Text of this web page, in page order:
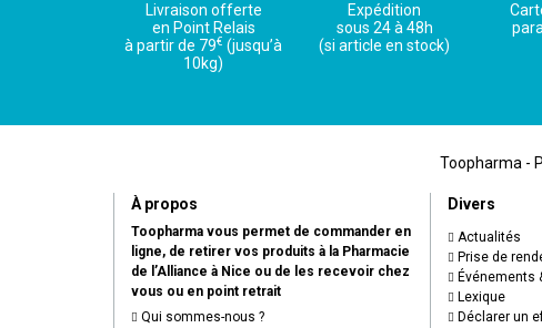
Livraison offerte
en Point Relais
à partir de 79€ (jusqu’à
10kg)
Expédition
sous 24 à 48h
(si article en stock)
Toopharma -
À propos
Toopharma vous permet de commander en
ligne, de retirer vos produits à la Pharmacie
de l’Alliance à Nice ou de les recevoir chez
vous ou en point retrait
Qui sommes-nous ?
Divers
Actualités
Prise de
Événements
Lexique
Déclarer un